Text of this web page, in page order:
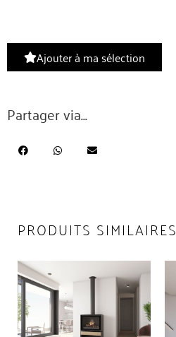
Ajouter à ma sélection
Partager via...
PRODUITS SIMILAIRES